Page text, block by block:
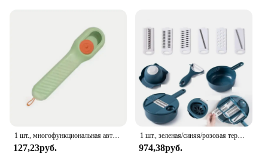
Breathable Fabric
Shape or Size or Weight or Quantity: Available in
Various Sizes and Quantities
Applicable People: Ideal for Men and Women
Seeking a Relaxed Wardrobe Essential
Features:
**Effortless Style and Comfort**
The Alimens Gentle Camisa Hawaiana is a testament
to the fusion of classic style and modern comfort.
This Hawaiian shirt, designed with a gentle touch, is
127,23руб.
1 шт., зеленая/синяя/розовая терка для измельчения вручную, терка для салата, овощей, измельчитель моркови, картофеля для кухни, удобные инструменты для овощей
974,38руб.